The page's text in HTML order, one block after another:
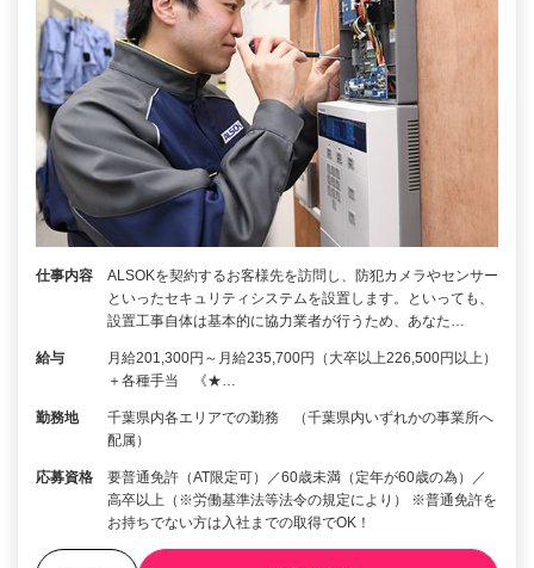
仕事内容
ALSOKを契約するお客様先を訪問し、防犯カメラやセンサー
といったセキュリティシステムを設置します。といっても、
設置工事自体は基本的に協力業者が行うため、あなた…
給与
月給201,300円～月給235,700円（大卒以上226,500円以上）
＋各種手当 《★…
勤務地
千葉県内各エリアでの勤務 （千葉県内いずれかの事業所へ
配属）
応募資格
要普通免許（AT限定可）／60歳未満（定年が60歳の為）／
高卒以上（※労働基準法等法令の規定により） ※普通免許を
お持ちでない方は入社までの取得でOK！